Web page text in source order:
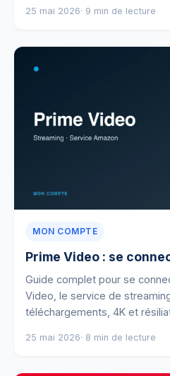
25 mai 2026· 9 min de lecture
MON COMPTE
Prime Video : se
Guide complet pour se
Video, le service de
téléchargements, 4K et
25 mai 2026· 8 min de lecture